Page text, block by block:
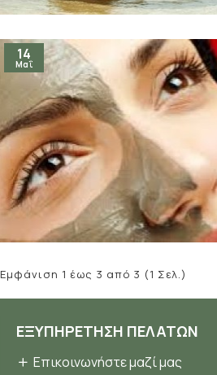
14
Μαΐ
Εμφάνιση 1 έως 3 από 3 (1 Σελ.)
ΕΞΥΠΗΡΈΤΗΣΗ ΠΕΛΑΤΏΝ
Επικοινωνήστε μαζί μας